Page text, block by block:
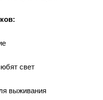
свет
выживания